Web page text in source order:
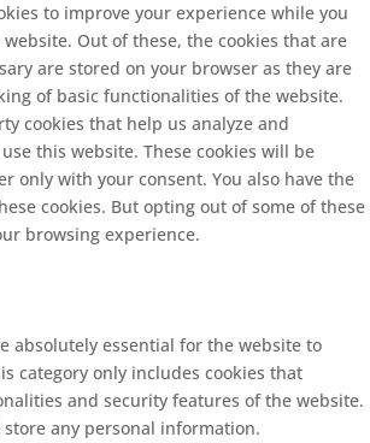
to improve your experience while you
Out of these, the cookies that are
are stored on your browser as they are
of basic functionalities of the website.
cookies that help us analyze and
this website. These cookies will be
only with your consent. You also have the
cookies. But opting out of some of these
browsing experience.
absolutely essential for the website to
category only includes cookies that
and security features of the website.
store any personal information.